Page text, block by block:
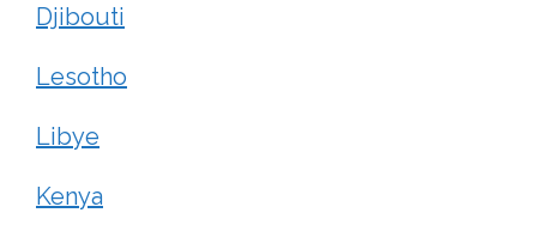
Djibouti
Lesotho
Libye
Kenya